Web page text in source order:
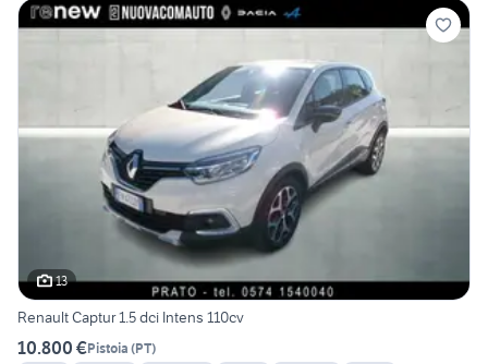
13
Renault Captur 1.5 dci Intens 110cv
10.800 €Pistoia (PT)